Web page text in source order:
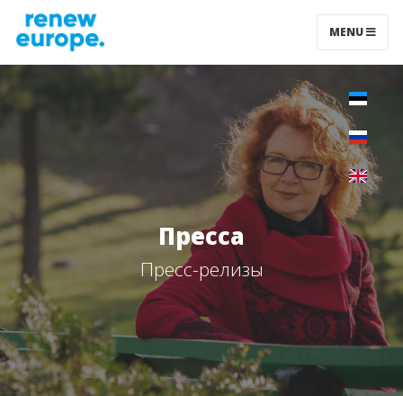
MENU
Пресса
Пресс-релизы